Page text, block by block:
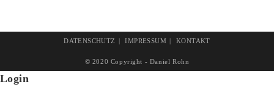
DATENSCHUTZ IMPRESSUM KONTAKT
© 2020 Copyright - Daniel Rohn
Login